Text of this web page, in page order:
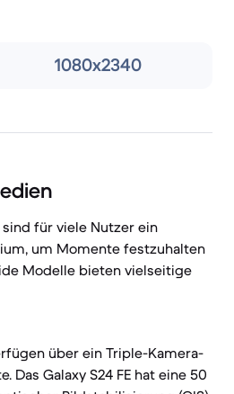
1080x2340
für viele Nutzer ein
um Momente festzuhalten
Modelle bieten vielseitige
über ein Triple-Kamera-
Das Galaxy S24 FE hat eine 50